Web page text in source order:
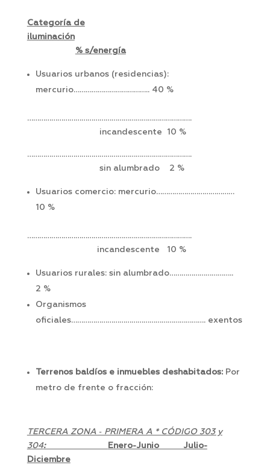
Categoría de
iluminación
% s/energía
Usuarios urbanos (residencias):
mercurio……………………………….. 40 %
……………………………………………………………………….
incandescente 10 %
……………………………………………………………………….
sin alumbrado 2 %
Usuarios comercio: mercurio…………………………………
10 %
……………………………………………………………………….
incandescente 10 %
Usuarios rurales: sin alumbrado…………………………..
2 %
Organismos
oficiales…………………………………………………………. exentos
Terrenos baldíos e inmuebles deshabitados: Por
metro de frente o fracción:
TERCERA ZONA ‑ PRIMERA A * CÓDIGO 303 y
304:
Enero-Junio Julio-
Diciembre